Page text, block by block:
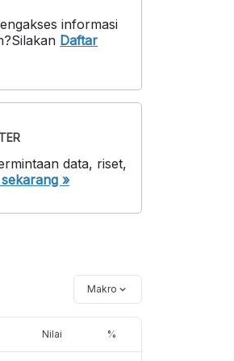
informasi
Silakan Daftar
data, riset,
»
Makro
Nilai %